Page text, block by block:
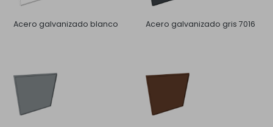
Acero galvanizado blanco Acero galvanizado gris 7016